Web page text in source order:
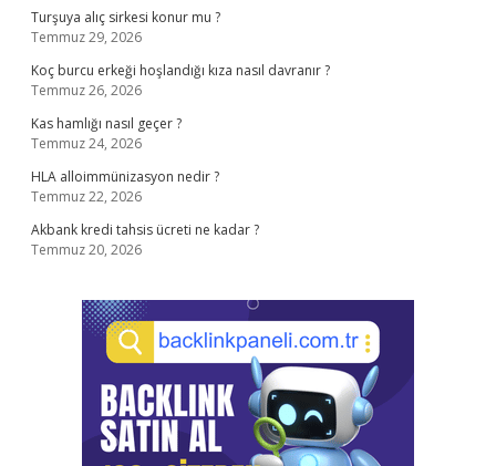
Turşuya alıç sirkesi konur mu ?
Temmuz 29, 2026
Koç burcu erkeği hoşlandığı kıza nasıl davranır ?
Temmuz 26, 2026
Kas hamlığı nasıl geçer ?
Temmuz 24, 2026
HLA alloimmünizasyon nedir ?
Temmuz 22, 2026
Akbank kredi tahsis ücreti ne kadar ?
Temmuz 20, 2026